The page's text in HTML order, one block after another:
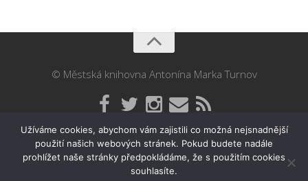
© Městská knihovna Antonína Marka Turnov
Užíváme cookies, abychom vám zajistili co možná nejsnadnější
použití našich webových stránek. Pokud budete nadále
prohlížet naše stránky předpokládáme, že s použitím cookies
souhlasíte.